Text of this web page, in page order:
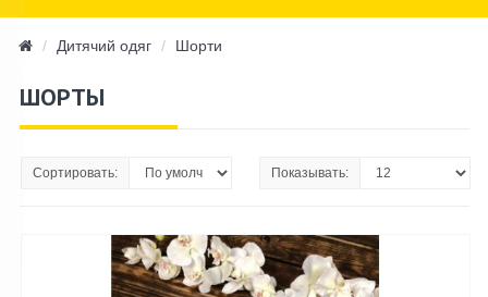
Дитячий одяг Шорти
ШОРТЫ
Сортировать: Показывать: